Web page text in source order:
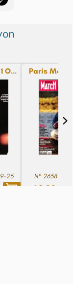
O...
25
Paris
N° 2658 -
19,99€